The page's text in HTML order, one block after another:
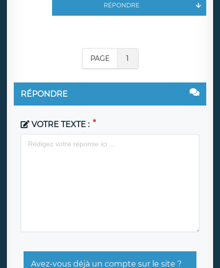
RÉPONDRE
PAGE 1
RÉPONDRE
VOTRE TEXTE :
Avez-vous déjà un compte sur le site ?